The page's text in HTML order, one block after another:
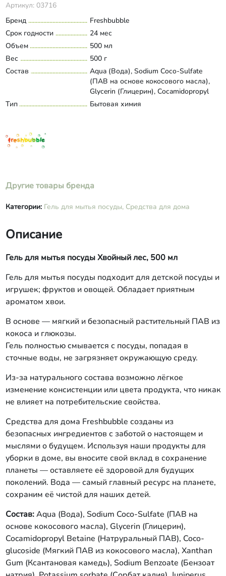
Артикул: 03716
Бренд
Freshbubble
Срок годности
24 мес
Объем
500 мл
Вес
500 г
Состав
Aqua (Вода), Sodium Coco-Sulfate
(ПАВ на основе кокосового масла),
Glycerin (Глицерин), Cocamidopropyl
Betaine (Натруральный ПАВ), Coco-
масло сосны), Eucalyptus Globulus oil
(Эфирное масло эвкалипт), Citric acid
(Лимонная кислота).
Развернуть состав
Тип Бытовая химия
Другие товары бренда
Категории: Гель для мытья посуды, Средства для дома
Описание
Гель для мытья посуды Хвойный лес, 500 мл
Гель для мытья посуды подходит для детской посуды и
игрушек; фруктов и овощей. Обладает приятным
ароматом хвои.
В основе — мягкий и безопасный растительный ПАВ из
кокоса и глюкозы.
Гель полностью смывается с посуды, попадая в
сточные воды, не загрязняет окружающую среду.
Из-за натурального состава возможно лёгкое
изменение консистенции или цвета продукта, что никак
не влияет на потребительские свойства.
Средства для дома Freshbubble созданы из
безопасных ингредиентов с заботой о настоящем и
мыслями о будущем. Используя наши продукты для
уборки в доме, вы вносите свой вклад в сохранение
планеты — оставляете её здоровой для будущих
поколений. Вода — самый главный ресурс на планете,
сохраним её чистой для наших детей.
Состав:Aqua (Вода), Sodium Coco-Sulfate (ПАВ на
основе кокосового масла), Glycerin (Глицерин),
Cocamidopropyl Betaine (Натруральный ПАВ), Coco-
glucoside (Мягкий ПАВ из кокосового масла), Xanthan
Gum (Ксантановая камедь), Sodium Benzoate (Бензоат